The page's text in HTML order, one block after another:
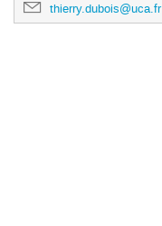
thierry.dubois@uca.fr